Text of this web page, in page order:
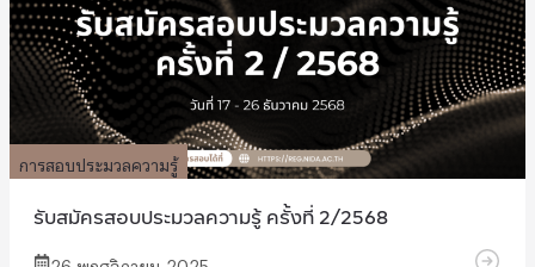
การสอบประมวลความรู้
รับสมัครสอบประมวลความรู้ ครั้งที่ 2/2568
26 พฤศจิกายน 2025